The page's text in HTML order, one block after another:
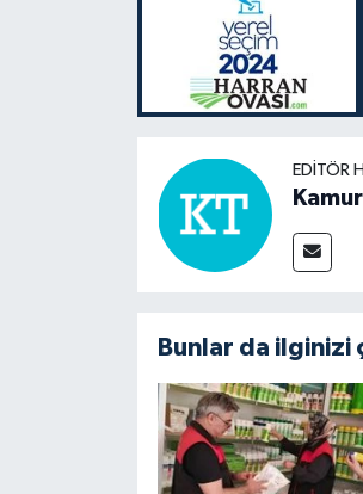
EDITÖR
Bunlar da ilginizi